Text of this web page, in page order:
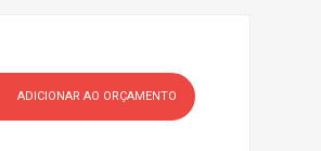
ADICIONAR AO ORÇAMENTO